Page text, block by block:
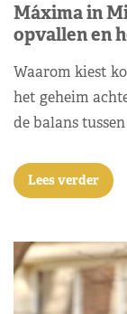
Máxima in
opvallen en
Waarom kiest
het geheim
de balans
Lees verder